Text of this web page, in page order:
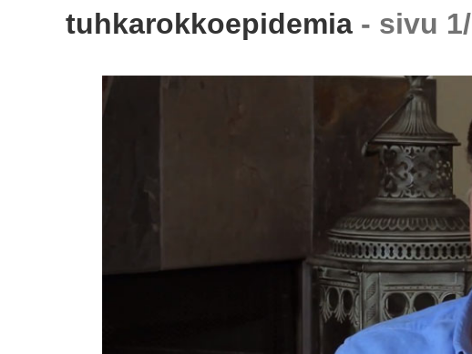
tuhkarokkoepidemia - sivu